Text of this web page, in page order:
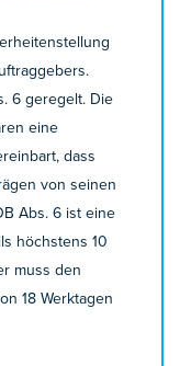
6 geregelt. Die
eine
dass
von seinen
Abs. 6 ist eine
höchstens 10
muss den
18 Werktagen